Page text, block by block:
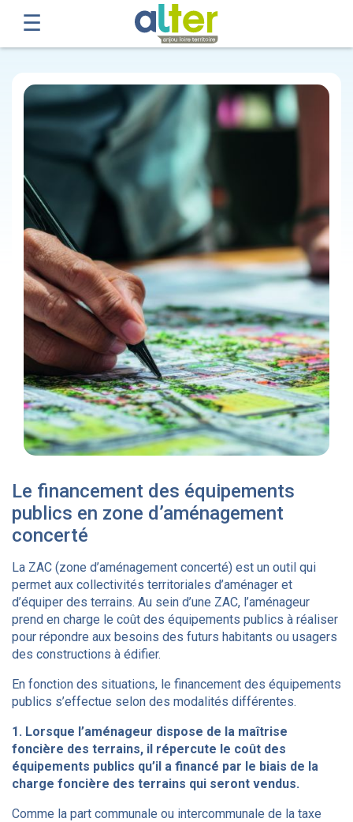
Le financement des équipements
publics en zone d’aménagement
concerté
La ZAC (zone d’aménagement concerté) est un outil qui
permet aux collectivités territoriales d’aménager et
d’équiper des terrains. Au sein d’une ZAC, l’aménageur
prend en charge le coût des équipements publics à réaliser
pour répondre aux besoins des futurs habitants ou usagers
des constructions à édifier.
En fonction des situations, le financement des équipements
publics s’effectue selon des modalités différentes.
1. Lorsque l’aménageur dispose de la maîtrise
foncière des terrains, il répercute le coût des
équipements publics qu’il a financé par le biais de la
charge foncière des terrains qui seront vendus.
Comme la part communale ou intercommunale de la taxe